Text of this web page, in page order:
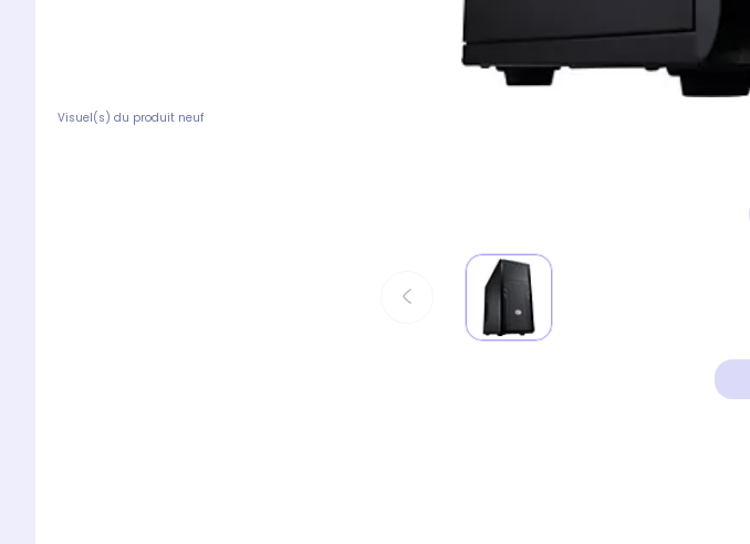
Visuel(s) du produit neuf